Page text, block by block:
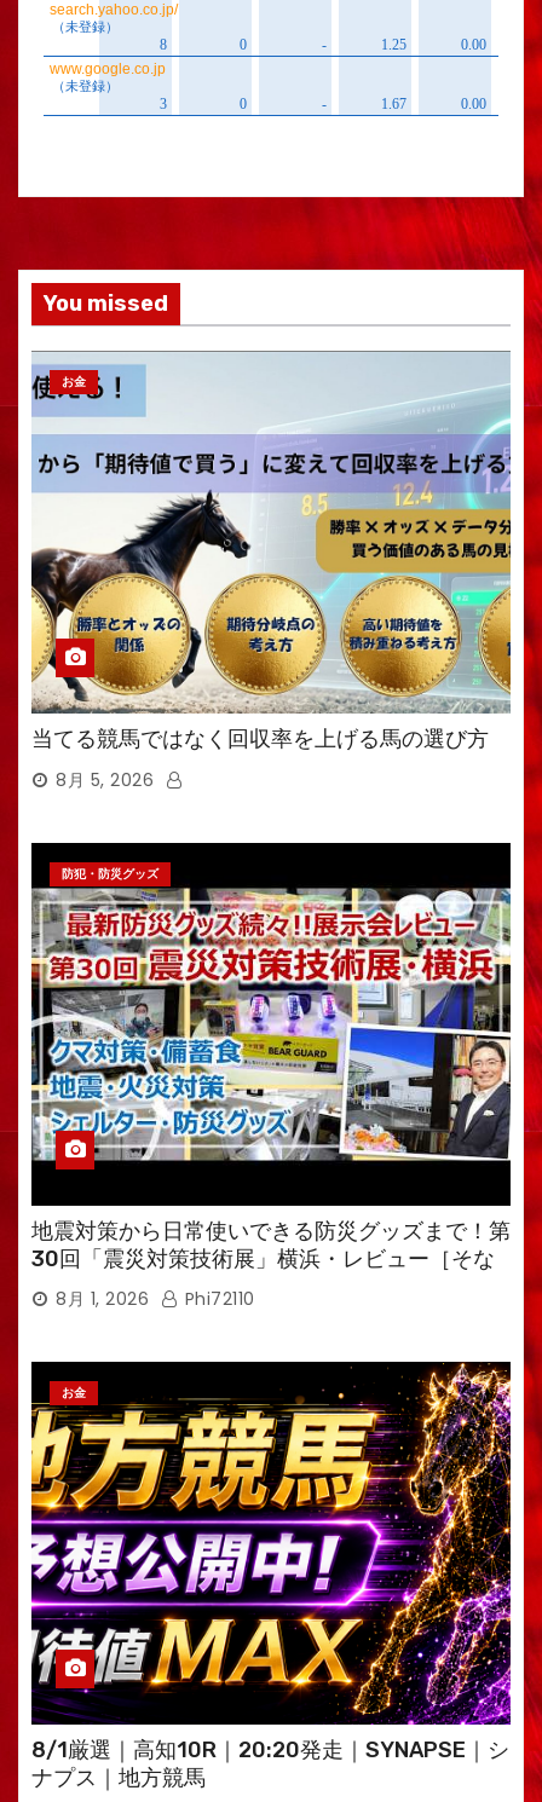
You missed
お金
当てる競馬ではなく回収率を上げる馬の選び方
8月 5, 2026
防犯・防災グッズ
地震対策から日常使いできる防災グッズまで！第
30回「震災対策技術展」横浜・レビュー［そな
えるTV・高荷智也］
8月 1, 2026 Phi72110
お金
8/1厳選｜高知10R｜20:20発走｜SYNAPSE｜シ
ナプス｜地方競馬